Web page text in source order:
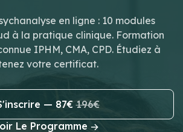
en ligne : 10 modules
à la pratique clinique. Formation
IPHM, CMA, CPD. Étudiez à
votre certificat.
— 87€196€
Le Programme